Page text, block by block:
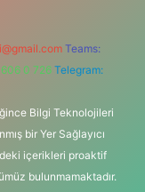
Teams:
0 726 Telegram:
Bilgi Teknolojileri
bir Yer Sağlayıcı
içerikleri proaktif
bulunmamaktadır.